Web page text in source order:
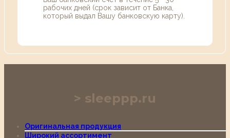
рабочих дней (срок зависит от Банка,
который выдал Вашу банковскую карту).
sleeppp.ru
Оригинальная продукция
Широкий ассортимент